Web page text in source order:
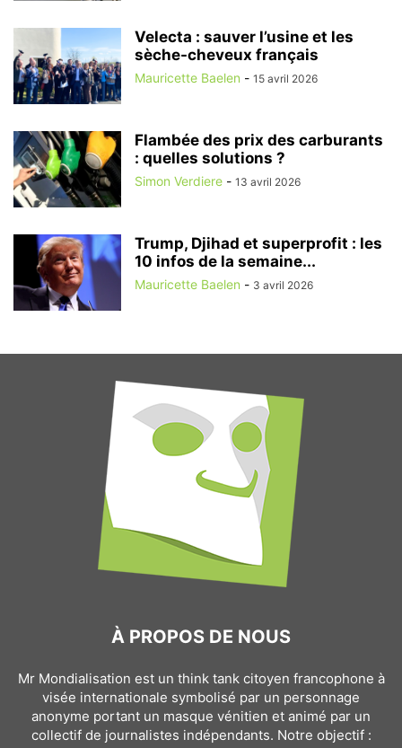
Velecta : sauver l’usine et les
sèche-cheveux français
Mauricette Baelen - 15 avril 2026
Flambée des prix des carburants
: quelles solutions ?
Simon Verdiere - 13 avril 2026
Trump, Djihad et superprofit : les
10 infos de la semaine...
Mauricette Baelen - 3 avril 2026
À PROPOS DE NOUS
Mr Mondialisation est un think tank citoyen francophone à
visée internationale symbolisé par un personnage
anonyme portant un masque vénitien et animé par un
collectif de journalistes indépendants. Notre objectif :